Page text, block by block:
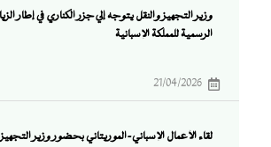
وزير التجهيز والنقل يتوجه إلي جزر الكناري في إطار الزيارة
الرسمية للمملكة الإسبانية
21/04/2026
لقاء الأعمال الإسباني-الموريتاني بحضور وزير التجهيز